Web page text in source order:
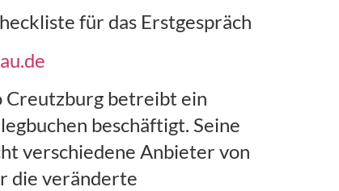
für das Erstgespräch
Creutzburg betreibt ein
beschäftigt. Seine
verschiedene Anbieter von
die veränderte